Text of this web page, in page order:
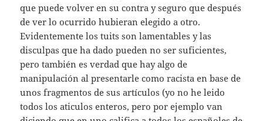
que puede volver en su contra y seguro que después
de ver lo ocurrido hubieran elegido a otro.
Evidentemente los tuits son lamentables y las
disculpas que ha dado pueden no ser suficientes,
pero también es verdad que hay algo de
manipulación al presentarle como racista en base de
unos fragmentos de sus artículos (yo no he leido
todos los aticulos enteros, pero por ejemplo van